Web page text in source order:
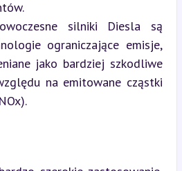
silniki Diesla są
ograniczające emisje,
jako bardziej szkodliwe
na emitowane cząstki